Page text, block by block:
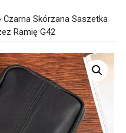
Czarna Skórzana Saszetka
Ramię G42